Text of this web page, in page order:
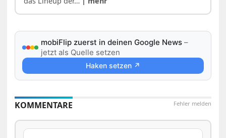
mobiFlip zuerst in deinen Google News –
jetzt als Quelle setzen
Haken setzen ↗
Fehler melden
KOMMENTARE